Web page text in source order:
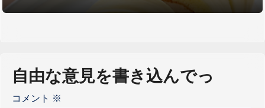
自由な意見を書き込んでっ
コメント ※